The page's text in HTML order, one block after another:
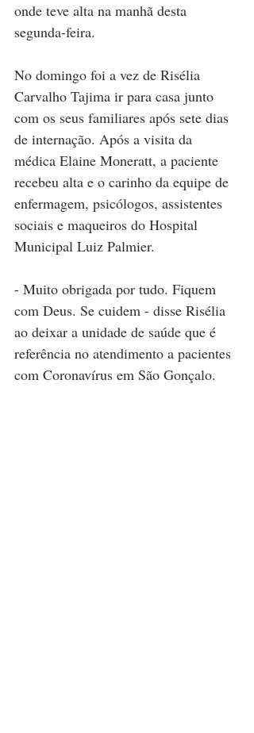
onde teve alta na manhã desta
segunda-feira.
No domingo foi a vez de Risélia
Carvalho Tajima ir para casa junto
com os seus familiares após sete dias
de internação. Após a visita da
médica Elaine Moneratt, a paciente
recebeu alta e o carinho da equipe de
enfermagem, psicólogos, assistentes
sociais e maqueiros do Hospital
Municipal Luiz Palmier.
- Muito obrigada por tudo. Fiquem
com Deus. Se cuidem - disse Risélia
ao deixar a unidade de saúde que é
referência no atendimento a pacientes
com Coronavírus em São Gonçalo.